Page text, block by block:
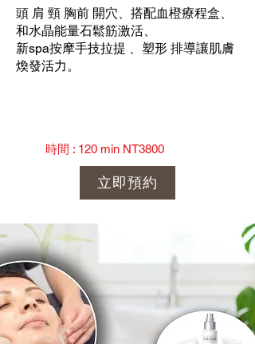
頭 肩 頸 胸前 開穴、搭配血橙療程盒、
和水晶能量石鬆筋激活、
新spa按摩手技拉提 、塑形 排導讓肌膚
煥發活力。
時間 : 120 min NT3800
立即預約